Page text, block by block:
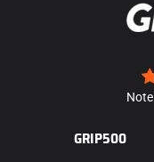
Note
GRIP500